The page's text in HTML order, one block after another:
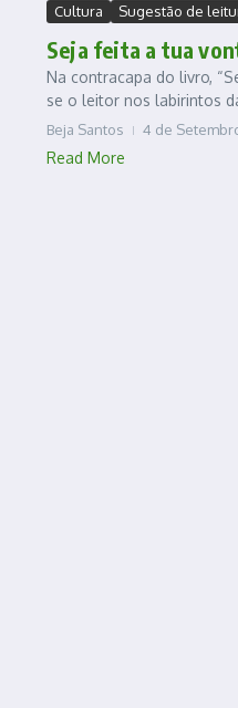
Cultura Sugestão de
Seja feita a tua
Na contracapa do livro,
se o leitor nos labirintos
Beja Santos 4 de
Read More